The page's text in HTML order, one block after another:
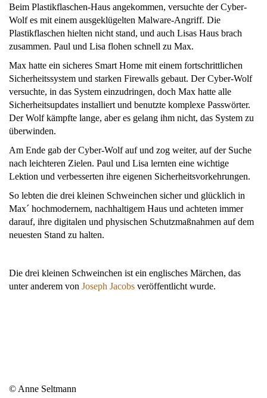
Beim Plastikflaschen-Haus angekommen, versuchte der Cyber-
Wolf es mit einem ausgeklügelten Malware-Angriff. Die
Plastikflaschen hielten nicht stand, und auch Lisas Haus brach
zusammen. Paul und Lisa flohen schnell zu Max.
Max hatte ein sicheres Smart Home mit einem fortschrittlichen
Sicherheitssystem und starken Firewalls gebaut. Der Cyber-Wolf
versuchte, in das System einzudringen, doch Max hatte alle
Sicherheitsupdates installiert und benutzte komplexe Passwörter.
Der Wolf kämpfte lange, aber es gelang ihm nicht, das System zu
überwinden.
Am Ende gab der Cyber-Wolf auf und zog weiter, auf der Suche
nach leichteren Zielen. Paul und Lisa lernten eine wichtige
Lektion und verbesserten ihre eigenen Sicherheitsvorkehrungen.
So lebten die drei kleinen Schweinchen sicher und glücklich in
Max´ hochmodernem, nachhaltigem Haus und achteten immer
darauf, ihre digitalen und physischen Schutzmaßnahmen auf dem
neuesten Stand zu halten.
Die drei kleinen Schweinchen ist ein englisches Märchen, das
unter anderem von Joseph Jacobs veröffentlicht wurde.
© Anne Seltmann